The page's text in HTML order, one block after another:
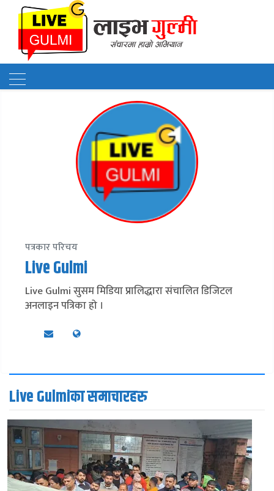
पत्रकार परिचय
Live Gulmi
Live Gulmi सुसम मिडिया प्रालिद्धारा संचालित डिजिटल
अनलाइन पत्रिका हो ।
Live Gulmiका समाचारहरु